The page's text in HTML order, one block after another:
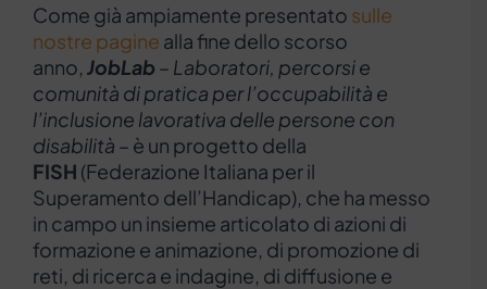
Come già ampiamente presentato sulle
nostre pagine alla fine dello scorso
anno, JobLab – Laboratori, percorsi e
comunità di pratica per l’occupabilità e
l’inclusione lavorativa delle persone con
disabilità – è un progetto della
FISH (Federazione Italiana per il
Superamento dell’Handicap), che ha messo
in campo un insieme articolato di azioni di
formazione e animazione, di promozione di
reti, di ricerca e indagine, di diffusione e